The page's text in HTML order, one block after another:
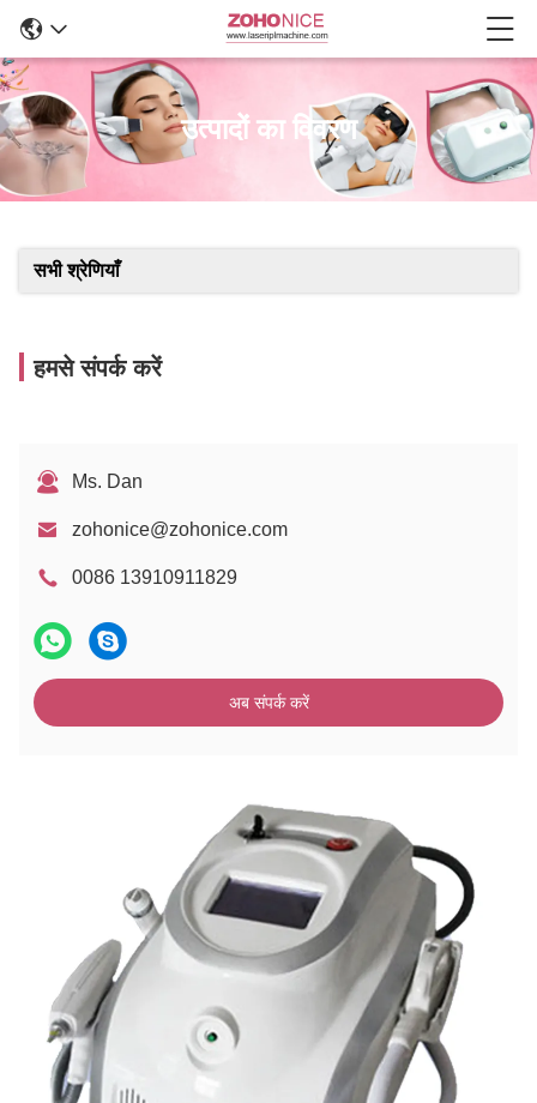
उत्पादों का विवरण
सभी श्रेणियाँ
हमसे संपर्क करें
Ms. Dan
zohonice@zohonice.com
0086 13910911829
अब संपर्क करें